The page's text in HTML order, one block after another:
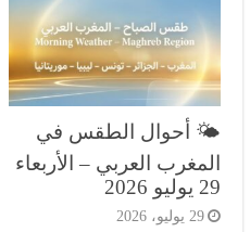
🌤️ أحوال الطقس في
المغرب العربي – الأربعاء
29 يوليو 2026
29 يوليو، 2026